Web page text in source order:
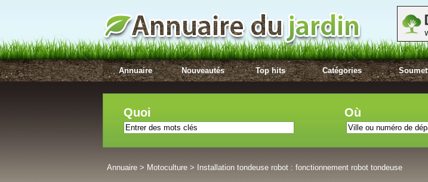
Annuaire Nouveautés Top hits Catégories
Quoi Où
Annuaire > Motoculture > Installation tondeuse robot : fonctionnement robot tondeuse